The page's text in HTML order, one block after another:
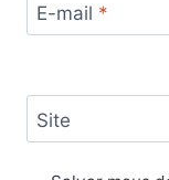
E-mail *
Site